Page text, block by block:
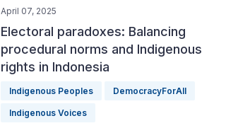
April 07, 2025
Electoral paradoxes: Balancing
procedural norms and Indigenous
rights in Indonesia
Indigenous Peoples DemocracyForAll
Indigenous Voices